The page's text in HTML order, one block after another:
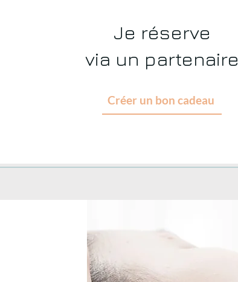
Je réserve
via un partenaire
Créer un bon cadeau